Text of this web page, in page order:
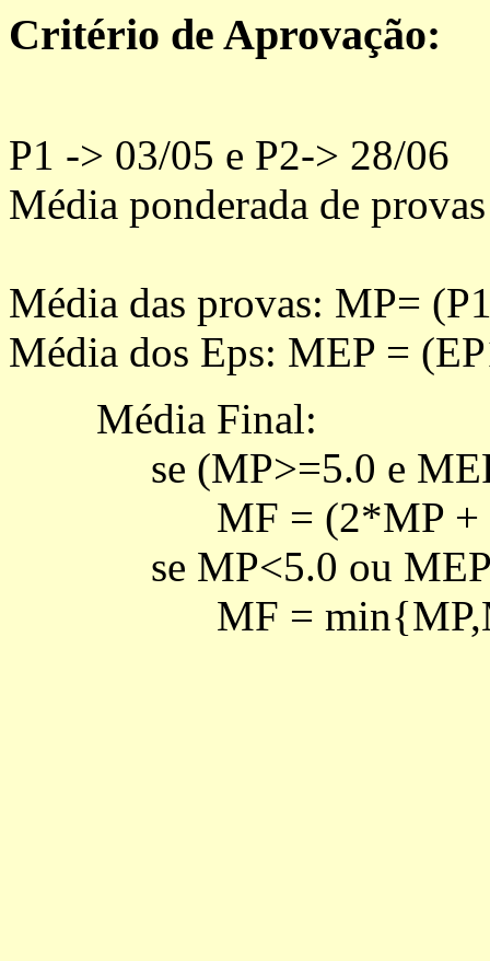
Critério de Aprovação:
P1 -> 03/05 e P2-> 28/06
Média ponderada de
Média das provas: MP=
Média dos Eps: MEP =
Média Final:
se (MP>=5.0 e
MF = (2*MP +
se MP<5.0 ou
MF =